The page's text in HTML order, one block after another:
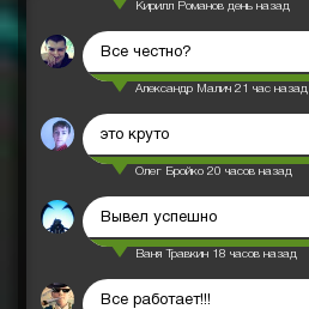
Кирилл Романов день назад
Все честно?
Александр Малич 21 час назад
это круто
Олег Бройко 20 часов назад
Вывел успешно
Ваня Травкин 18 часов назад
Все работает!!!